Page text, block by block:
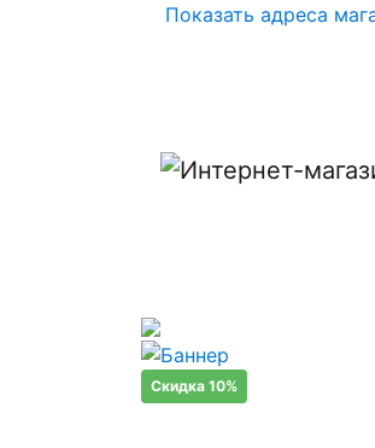
Показать адреса
Скидка 10%